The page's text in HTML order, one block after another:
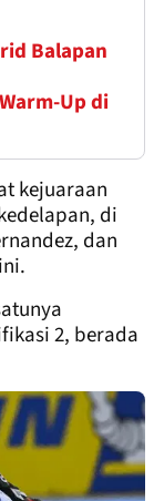
Balapan
Up di
kejuaraan
di
dan
2, berada